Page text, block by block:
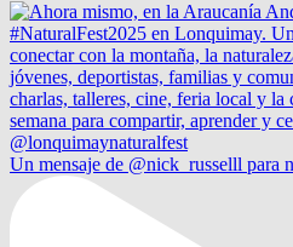
Un mensaje de @nick_russelll para